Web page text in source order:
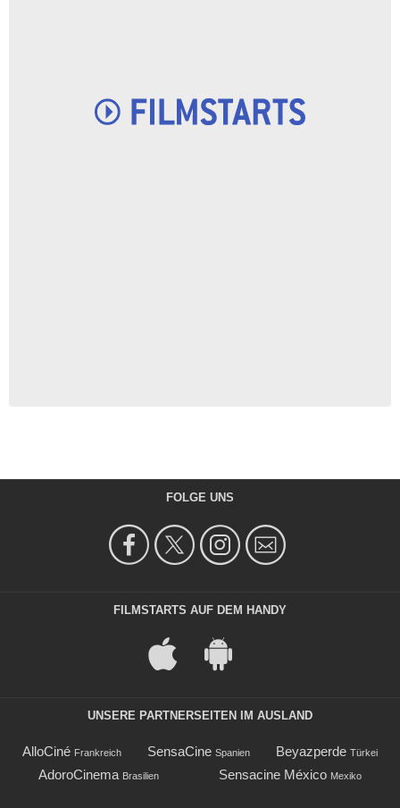
FOLGE UNS
FILMSTARTS AUF DEM HANDY
UNSERE PARTNERSEITEN IM AUSLAND
AlloCiné Frankreich SensaCine Spanien Beyazperde Türkei
AdoroCinema Brasilien Sensacine México Mexiko